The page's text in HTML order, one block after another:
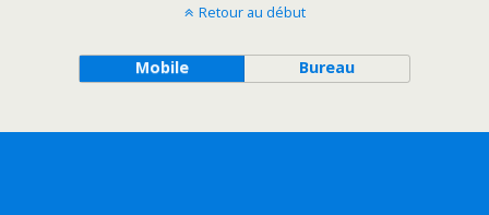
Retour au début
Mobile Bureau